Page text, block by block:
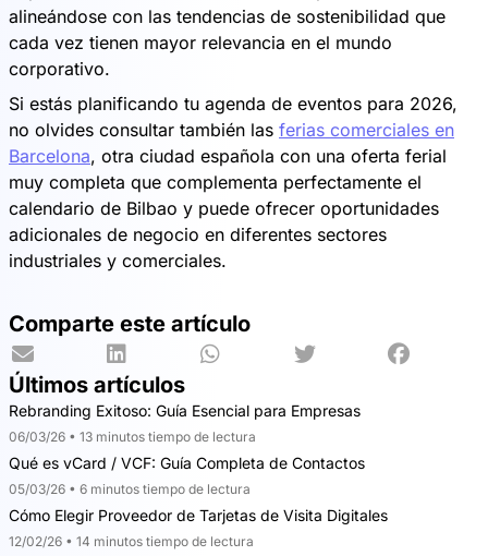
alineándose con las tendencias de sostenibilidad que
cada vez tienen mayor relevancia en el mundo
corporativo.
Si estás planificando tu agenda de eventos para 2026,
no olvides consultar también las ferias comerciales en
Barcelona, otra ciudad española con una oferta ferial
muy completa que complementa perfectamente el
calendario de Bilbao y puede ofrecer oportunidades
adicionales de negocio en diferentes sectores
industriales y comerciales.
Comparte este artículo
Últimos artículos
Rebranding Exitoso: Guía Esencial para Empresas
06/03/26 • 13 minutos tiempo de lectura
Qué es vCard / VCF: Guía Completa de Contactos
05/03/26 • 6 minutos tiempo de lectura
Cómo Elegir Proveedor de Tarjetas de Visita Digitales
12/02/26 • 14 minutos tiempo de lectura